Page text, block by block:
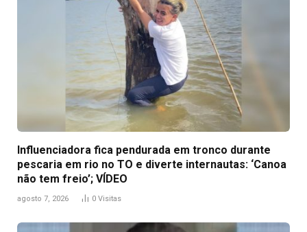
Influenciadora fica pendurada em tronco durante
pescaria em rio no TO e diverte internautas: ‘Canoa
não tem freio’; VÍDEO
agosto 7, 2026 0 Visitas